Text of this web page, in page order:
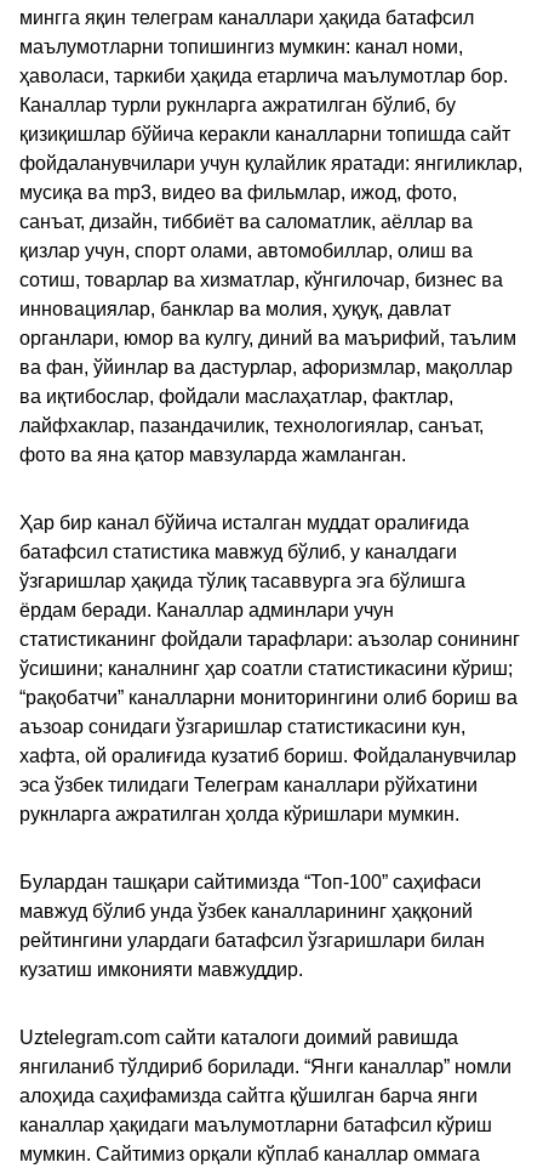
мингга яқин телеграм каналлари ҳақида батафсил
маълумотларни топишингиз мумкин: канал номи,
ҳаволаси, таркиби ҳақида етарлича маълумотлар бор.
Каналлар турли рукнларга ажратилган бўлиб, бу
қизиқишлар бўйича керакли каналларни топишда сайт
фойдаланувчилари учун қулайлик яратади: янгиликлар,
мусиқа ва mp3, видео ва фильмлар, ижод, фото,
санъат, дизайн, тиббиёт ва саломатлик, аёллар ва
қизлар учун, спорт олами, автомобиллар, олиш ва
сотиш, товарлар ва хизматлар, кўнгилочар, бизнес ва
инновациялар, банклар ва молия, ҳуқуқ, давлат
органлари, юмор ва кулгу, диний ва маърифий, таълим
ва фан, ўйинлар ва дастурлар, афоризмлар, мақоллар
ва иқтибослар, фойдали маслаҳатлар, фактлар,
лайфхаклар, пазандачилик, технологиялар, санъат,
фото ва яна қатор мавзуларда жамланган.
Ҳар бир канал бўйича исталган муддат оралиғида
батафсил статистика мавжуд бўлиб, у каналдаги
ўзгаришлар ҳақида тўлиқ тасаввурга эга бўлишга
ёрдам беради. Каналлар админлари учун
статистиканинг фойдали тарафлари: аъзолар сонининг
ўсишини; каналнинг ҳар соатли статистикасини кўриш;
“рақобатчи” каналларни мониторингини олиб бориш ва
аъзоар сонидаги ўзгаришлар статистикасини кун,
хафта, ой оралиғида кузатиб бориш. Фойдаланувчилар
эса ўзбек тилидаги Телеграм каналлари рўйхатини
рукнларга ажратилган ҳолда кўришлари мумкин.
Булардан ташқари сайтимизда “Топ-100” саҳифаси
мавжуд бўлиб унда ўзбек каналларининг ҳаққоний
рейтингини улардаги батафсил ўзгаришлари билан
кузатиш имконияти мавжуддир.
Uztelegram.com сайти каталоги доимий равишда
янгиланиб тўлдириб борилади. “Янги каналлар” номли
алоҳида саҳифамизда сайтга қўшилган барча янги
каналлар ҳақидаги маълумотларни батафсил кўриш
мумкин. Сайтимиз орқали кўплаб каналлар оммага